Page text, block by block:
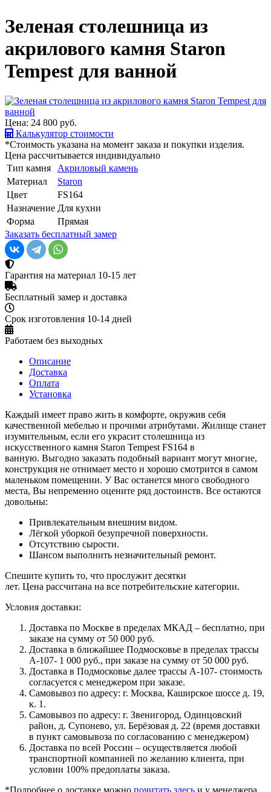
Зеленая столешница из
акрилового камня Staron
Tempest для ванной
Цена: 24 800 руб.
Калькулятор стоимости
*Стоимость указана на момент заказа и покупки изделия.
Цена рассчитывается индивидуально
Тип камня
Акриловый камень
Материал
Staron
Цвет
FS164
Назначение Для кухни
Форма
Прямая
Заказать бесплатный замер
Гарантия на материал 10-15 лет
Бесплатный замер и доставка
Срок изготовления 10-14 дней
Работаем без выходных
Описание
Доставка
Оплата
Установка
Каждый имеет право жить в комфорте, окружив себя
качественной мебелью и прочими атрибутами. Жилище станет
изумительным, если его украсит столешница из
искусственного камня Staron Tempest FS164 в
ванную. Выгодно заказать подобный вариант могут многие,
конструкция не отнимает место и хорошо смотрится в самом
маленьком помещении. У Вас останется много свободного
места, Вы непременно оцените ряд достоинств. Все остаются
довольны:
Привлекательным внешним видом.
Лёгкой уборкой безупречной поверхности.
Отсутствию сырости.
Шансом выполнить незначительный ремонт.
Спешите купить то, что прослужит десятки
лет. Цена рассчитана на все потребительские категории.
Условия доставки:
Доставка по Москве в пределах МКАД – бесплатно, при
заказе на сумму от 50 000 руб.
Доставка в ближайшее Подмосковье в пределах трассы
А-107- 1 000 руб., при заказе на сумму от 50 000 руб.
Доставка в Подмосковье далее трассы А-107- стоимость
согласуется с менеджером при заказе.
Самовывоз по адресу: г. Москва, Каширское шоссе д. 19,
к. 1.
Самовывоз по адресу: г. Звенигород, Одинцовский
район, д. Супонево, ул. Берёзовая д. 22 (время доставки
в пункт самовывоза по согласованию с менеджером)
Доставка по всей России – осуществляется любой
транспортной компанией по желанию клиента, при
условии 100% предоплаты заказа.
*Подробнее о доставке можно почитать здесь и у менеджера